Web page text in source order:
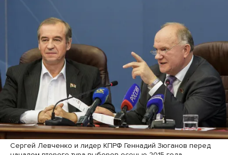
Сергей Левченко и лидер КПРФ Геннадий Зюганов перед